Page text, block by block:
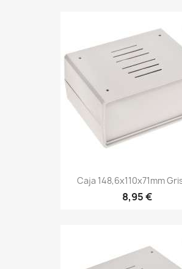
Caja 148,6x110x71mm
8,95 €